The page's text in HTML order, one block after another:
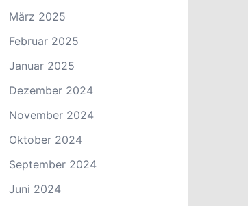
März 2025
Februar 2025
Januar 2025
Dezember 2024
November 2024
Oktober 2024
September 2024
Juni 2024